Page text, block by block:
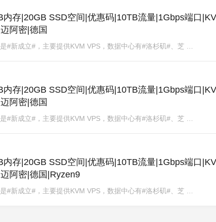
存|20GB SSD空间|优惠码|10TB流量|1Gbps端口
阿密|德国
#新成立#，主要提供KVM VPS，数据中心有#洛杉矶#、芝 …
存|20GB SSD空间|优惠码|10TB流量|1Gbps端口
阿密|德国
#新成立#，主要提供KVM VPS，数据中心有#洛杉矶#、芝 …
存|20GB SSD空间|优惠码|10TB流量|1Gbps端口
阿密|德国|Ryzen9
#新成立#，主要提供KVM VPS，数据中心有#洛杉矶#、芝 …